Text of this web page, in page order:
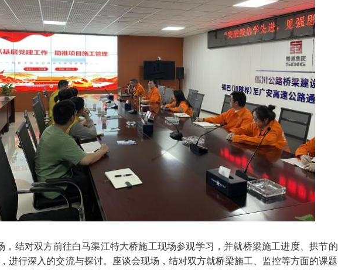
结对双方前往白马渠江特大桥施工现场参观学习，并就桥梁施工进度、拱节的
进行深入的交流与探讨。座谈会现场，结对双方就桥梁施工、监控等方面的课题